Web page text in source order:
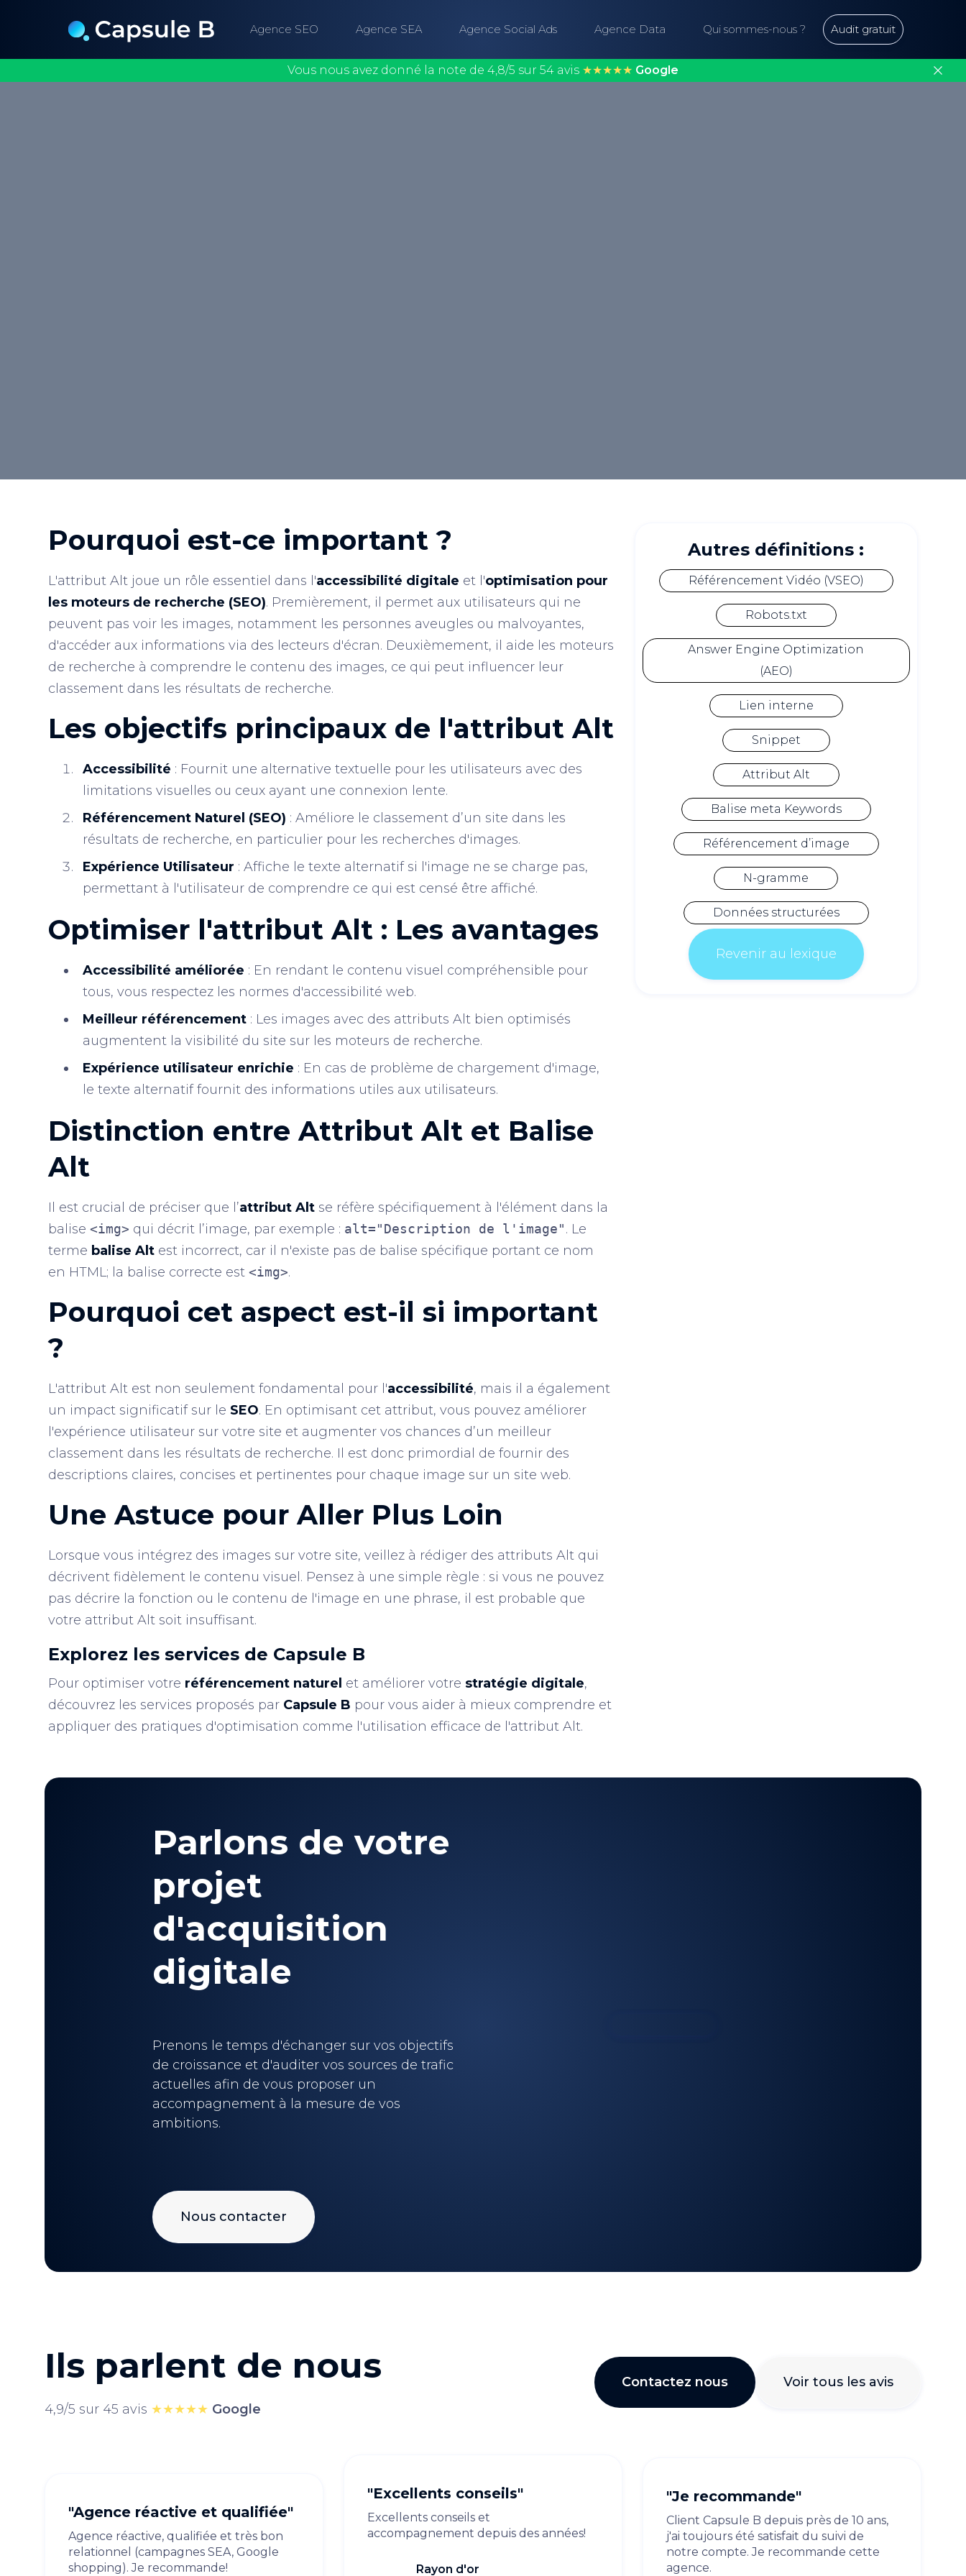
Agence SEO Agence SEA Agence Social Ads Agence Data Qui sommes-nous ? Audit gratuit
Vous nous avez donné la note de 4,8/5 sur 54 avis ★★★★★ Google
Pourquoi est-ce important ?
L'attribut Alt joue un rôle essentiel dans l'accessibilité digitale et l'optimisation pour
les moteurs de recherche (SEO). Premièrement, il permet aux utilisateurs qui ne
peuvent pas voir les images, notamment les personnes aveugles ou malvoyantes,
d'accéder aux informations via des lecteurs d'écran. Deuxièmement, il aide les moteurs
de recherche à comprendre le contenu des images, ce qui peut influencer leur
classement dans les résultats de recherche.
Les objectifs principaux de l'attribut Alt
Accessibilité : Fournit une alternative textuelle pour les utilisateurs avec des
limitations visuelles ou ceux ayant une connexion lente.
Référencement Naturel (SEO) : Améliore le classement d’un site dans les
résultats de recherche, en particulier pour les recherches d'images.
Expérience Utilisateur : Affiche le texte alternatif si l'image ne se charge pas,
permettant à l'utilisateur de comprendre ce qui est censé être affiché.
Optimiser l'attribut Alt : Les avantages
Accessibilité améliorée : En rendant le contenu visuel compréhensible pour
tous, vous respectez les normes d'accessibilité web.
Meilleur référencement : Les images avec des attributs Alt bien optimisés
augmentent la visibilité du site sur les moteurs de recherche.
Expérience utilisateur enrichie : En cas de problème de chargement d'image,
le texte alternatif fournit des informations utiles aux utilisateurs.
Distinction entre Attribut Alt et Balise
Alt
Il est crucial de préciser que l’attribut Alt se réfère spécifiquement à l'élément dans la
balise<img> qui décrit l’image, par exemple : alt="Description de l'image". Le
terme balise Alt est incorrect, car il n'existe pas de balise spécifique portant ce nom
en HTML; la balise correcte est<img>.
Pourquoi cet aspect est-il si important
?
L'attribut Alt est non seulement fondamental pour l'accessibilité, mais il a également
un impact significatif sur le SEO. En optimisant cet attribut, vous pouvez améliorer
l'expérience utilisateur sur votre site et augmenter vos chances d’un meilleur
classement dans les résultats de recherche. Il est donc primordial de fournir des
descriptions claires, concises et pertinentes pour chaque image sur un site web.
Une Astuce pour Aller Plus Loin
Lorsque vous intégrez des images sur votre site, veillez à rédiger des attributs Alt qui
décrivent fidèlement le contenu visuel. Pensez à une simple règle : si vous ne pouvez
pas décrire la fonction ou le contenu de l'image en une phrase, il est probable que
votre attribut Alt soit insuffisant.
Explorez les services de Capsule B
Pour optimiser votre référencement naturel et améliorer votre stratégie digitale,
découvrez les services proposés par Capsule B pour vous aider à mieux comprendre et
appliquer des pratiques d'optimisation comme l'utilisation efficace de l'attribut Alt.
Autres définitions :
Référencement Vidéo (VSEO)
Robots.txt
Answer Engine Optimization
(AEO)
Lien interne
Snippet
Attribut Alt
Balise meta Keywords
Référencement d’image
N-gramme
Données structurées
Revenir au lexique
Parlons de votre
projet
d'acquisition
digitale
Prenons le temps d'échanger sur vos objectifs
de croissance et d'auditer vos sources de trafic
actuelles afin de vous proposer un
accompagnement à la mesure de vos
ambitions.
Nous contacter
Ils parlent de nous
4,9/5 sur 45 avis ★★★★★ Google
Contactez nous Voir tous les avis
"Agence réactive et qualifiée"
Agence réactive, qualifiée et très bon
relationnel (campagnes SEA, Google
shopping). Je recommande!
"Excellents conseils"
Excellents conseils et
accompagnement depuis des années!
Rayon d'or
"Je recommande"
Client Capsule B depuis près de 10 ans,
j'ai toujours été satisfait du suivi de
notre compte. Je recommande cette
agence.